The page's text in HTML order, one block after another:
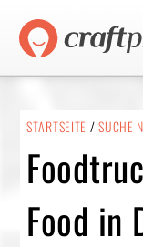
STARTSEITE /SUCHE
Food in